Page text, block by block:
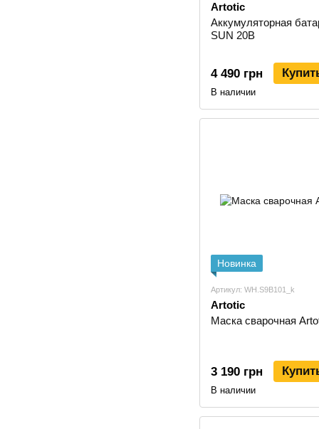
Artotic
Аккумуляторная
SUN 20B
4 490 грн
В наличии
Новинка
Артикул: WH.S9B101_k
Artotic
Маска сварочная
3 190 грн
В наличии